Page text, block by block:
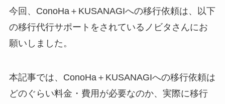
今回、ConoHa＋KUSANAGIへの移行依頼は、以下
の移行代行サポートをされているノビタさんにお
願いしました。
本記事では、ConoHa＋KUSANAGIへの移行依頼は
どのぐらい料金・費用が必要なのか、実際に移行